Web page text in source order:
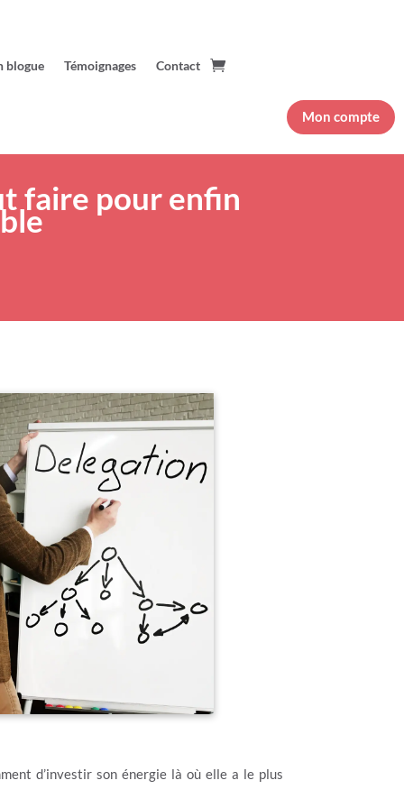
blogue Témoignages Contact
Mon compte
faire pour enfin
d’investir son énergie là où elle a le plus